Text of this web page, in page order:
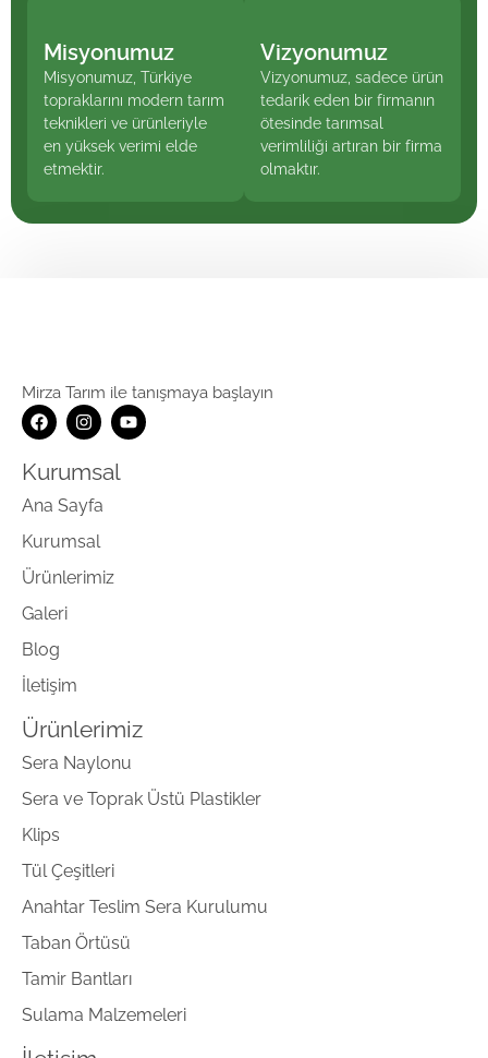
Misyonumuz
Misyonumuz, Türkiye
topraklarını modern tarım
teknikleri ve ürünleriyle
en yüksek verimi elde
etmektir.
Vizyonumuz
Vizyonumuz, sadece ürün
tedarik eden bir firmanın
ötesinde tarımsal
verimliliği artıran bir firma
olmaktır.
Mirza Tarım ile tanışmaya başlayın
Kurumsal
Ana Sayfa
Kurumsal
Ürünlerimiz
Galeri
Blog
İletişim
Ürünlerimiz
Sera Naylonu
Sera ve Toprak Üstü Plastikler
Klips
Tül Çeşitleri
Anahtar Teslim Sera Kurulumu
Taban Örtüsü
Tamir Bantları
Sulama Malzemeleri